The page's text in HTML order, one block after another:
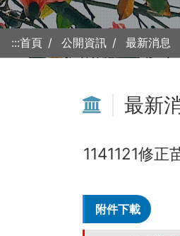
:::首頁 公開資訊 最新消息
最新
1141121修正
附件下載